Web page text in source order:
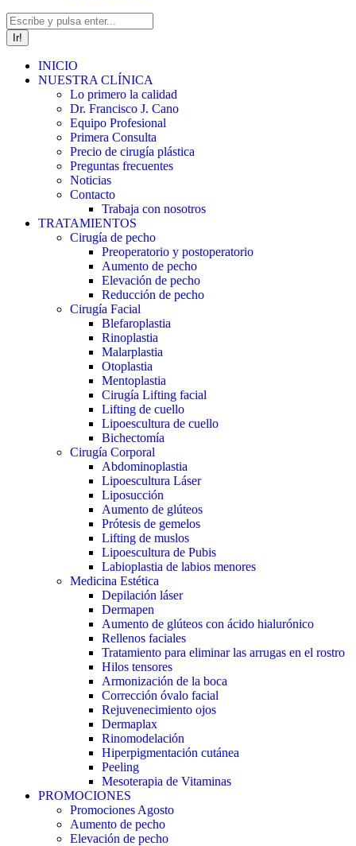
Buscar:
INICIO
NUESTRA CLÍNICA
Lo primero la calidad
Dr. Francisco J. Cano
Equipo Profesional
Primera Consulta
Precio de cirugía plástica
Preguntas frecuentes
Noticias
Contacto
Trabaja con nosotros
TRATAMIENTOS
Cirugía de pecho
Preoperatorio y postoperatorio
Aumento de pecho
Elevación de pecho
Reducción de pecho
Cirugía Facial
Blefaroplastia
Rinoplastia
Malarplastia
Otoplastia
Mentoplastia
Cirugía Lifting facial
Lifting de cuello
Lipoescultura de cuello
Bichectomía
Cirugía Corporal
Abdominoplastia
Lipoescultura Láser
Liposucción
Aumento de glúteos
Prótesis de gemelos
Lifting de muslos
Lipoescultura de Pubis
Labioplastia de labios menores
Medicina Estética
Depilación láser
Dermapen
Aumento de glúteos con ácido hialurónico
Rellenos faciales
Tratamiento para eliminar las arrugas en el rostro
Hilos tensores
Armonización de la boca
Corrección óvalo facial
Rejuvenecimiento ojos
Dermaplax
Rinomodelación
Hiperpigmentación cutánea
Peeling
Mesoterapia de Vitaminas
PROMOCIONES
Promociones Agosto
Aumento de pecho
Elevación de pecho